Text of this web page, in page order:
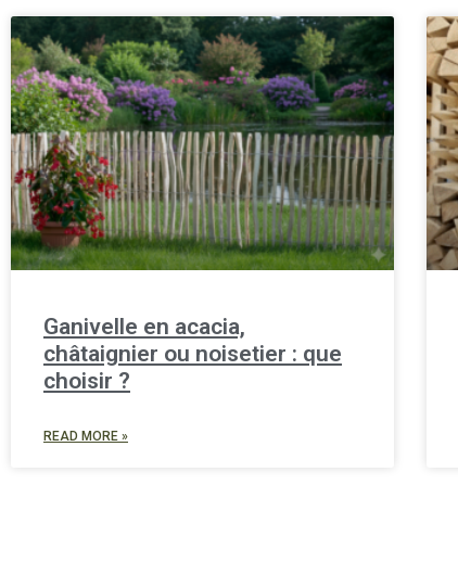
Ganivelle en acacia,
châtaignier ou noisetier : que
choisir ?
READ MORE »